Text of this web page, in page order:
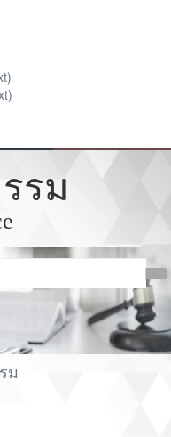
รม
ม